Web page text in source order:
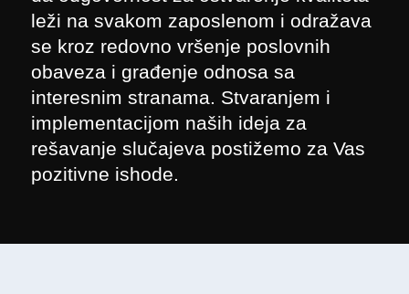
leži na svakom zaposlenom i odražava
se kroz redovno vršenje poslovnih
obaveza i građenje odnosa sa
interesnim stranama. Stvaranjem i
implementacijom naših ideja za
rešavanje slučajeva postižemo za Vas
pozitivne ishode.